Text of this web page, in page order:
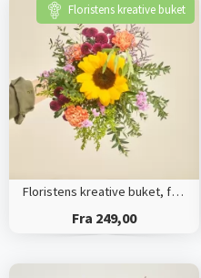
Floristens kreative buket
Floristens kreative buket, farverige nuancer
Fra 249,00